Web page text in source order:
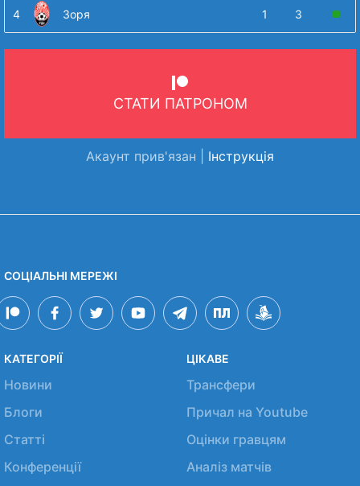
4 Зоря 1 3
СТАТИ ПАТРОНОМ
Акаунт прив'язан | Інструкція
СОЦІАЛЬНІ МЕРЕЖІ
КАТЕГОРІЇ
Новини
Блоги
Статті
Конференції
ЦІКАВЕ
Трансфери
Причал на Youtube
Оцінки гравцям
Аналіз матчів